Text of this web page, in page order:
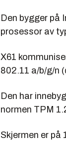
Den bygger på
prosessor av
X61
802.11 a/b/g/n
Den har
normen TPM
Skjermen er på